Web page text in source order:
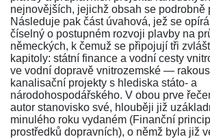
nejnovějších, jejichž obsah se podrobně
Následuje pak část úvahová, jež se
číselný o postupném rozvoji plavby na
německých, k čemuž se připojují tři
kapitoly: státní finance a vodní cesty
ve vodní dopravě vnitrozemské —
kanalisační projekty s hlediska státo- a
národohospodářského. V obou prve
autor stanovisko své, hlouběji již
minulého roku vydaném (Finanční
prostředků dopravních), o němž byla již